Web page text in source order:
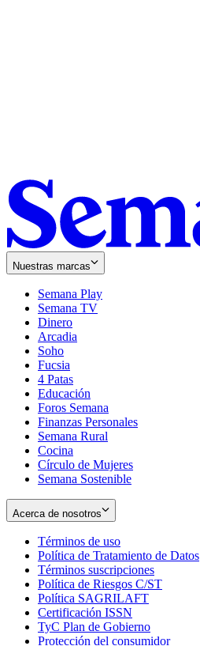
Nuestras marcas
Semana Play
Semana TV
Dinero
Arcadia
Soho
in
new
window
Fucsia
in
new
window
4 Patas
Educación
Foros Semana
Finanzas Personales
Semana Rural
Cocina
Círculo de Mujeres
Semana Sostenible
Acerca de nosotros
Términos de uso
in
new
window
Política de Tratamiento de Datos
Términos suscripciones
in
Política de Riesgos C/ST
Política SAGRILAFT
new
window
Certificación ISSN
in
new
TyC Plan de Gobierno
in
Protección del consumidorOpens